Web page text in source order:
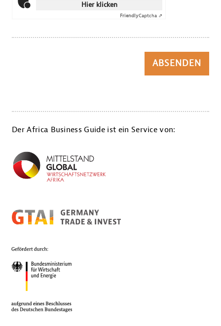
Hier klicken
FriendlyCaptcha ⇗
ABSENDEN
Der Africa Business Guide ist ein Service von: